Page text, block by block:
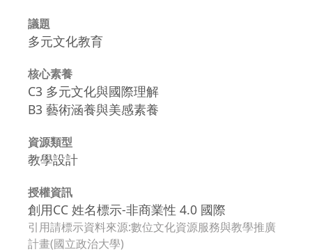
議題
多元文化教育
核心素養
C3 多元文化與國際理解
B3 藝術涵養與美感素養
資源類型
教學設計
授權資訊
創用CC 姓名標示-非商業性 4.0 國際
引用請標示資料來源:數位文化資源服務與教學推廣
計畫(國立政治大學)